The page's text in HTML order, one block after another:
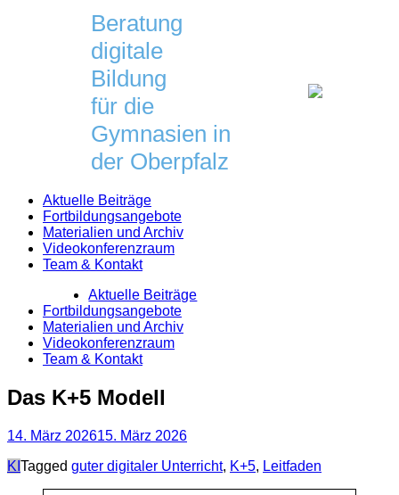
Beratung
digitale
Bildung
für die
Gymnasien in
der Oberpfalz
Aktuelle Beiträge
Fortbildungsangebote
Materialien und Archiv
Videokonferenzraum
Team & Kontakt
Aktuelle Beiträge
Fortbildungsangebote
Materialien und Archiv
Videokonferenzraum
Team & Kontakt
Das K+5 Modell
14. März 202615. März 2026
Categories
KI Tagged guter digitaler Unterricht, K+5, Leitfaden